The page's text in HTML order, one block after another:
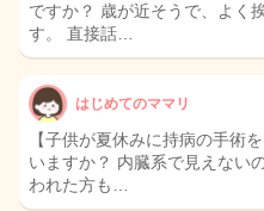
ですか？ 歳が近そうで、よく
す。 直接話…
はじめてのママリ
【子供が夏休みに持病の手術
いますか？ 内臓系で見えない
われた方も…